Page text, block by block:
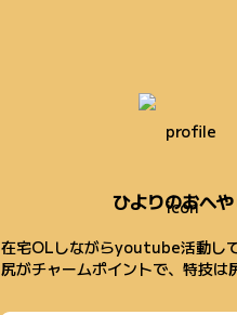
ひよりのおへ
在宅OLしながらyoutube活動し
尻がチャームポイントで、特技は